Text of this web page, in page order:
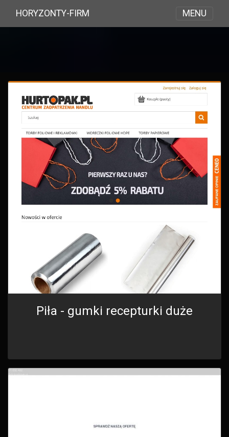
HORYZONTY-FIRM MENU
Piła - gumki recepturki duże